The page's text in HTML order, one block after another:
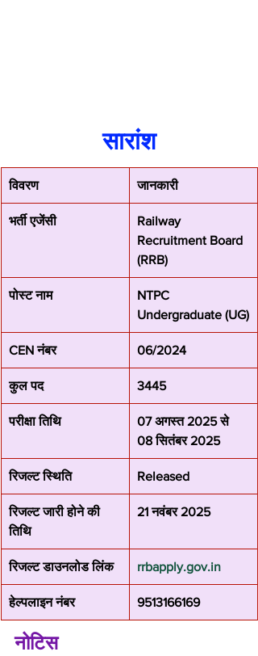
सारांश
विवरण जानकारी
भर्ती एजेंसी
Railway
Recruitment Board
(RRB)
पोस्ट नाम
NTPC
Undergraduate (UG)
CEN नंबर 06/2024
कुल पद 3445
परीक्षा तिथि
07 अगस्त 2025 से
08 सितंबर 2025
रिजल्ट स्थिति Released
रिजल्ट जारी होने की
तिथि
21 नवंबर 2025
रिजल्ट डाउनलोड लिंक rrbapply.gov.in
हेल्पलाइन नंबर 9513166169
नोटिस